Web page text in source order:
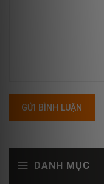
DANH MỤC
GỬI BÌNH LUẬN